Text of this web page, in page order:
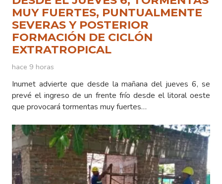
MUY FUERTES, PUNTUALMENTE
SEVERAS Y POSTERIOR
FORMACIÓN DE CICLÓN
EXTRATROPICAL
hace 9 horas
Inumet advierte que desde la mañana del jueves 6, se
prevé el ingreso de un frente frío desde el litoral oeste
que provocará tormentas muy fuertes…